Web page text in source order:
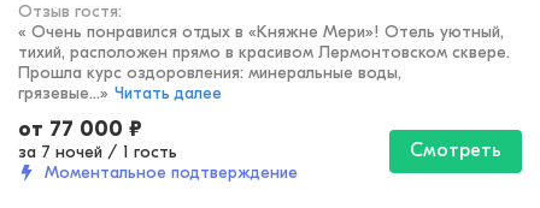
Отзыв гостя:
« Очень понравился отдых в «Княжне Мери»! Отель уютный,
тихий, расположен прямо в красивом Лермонтовском сквере.
Прошла курс оздоровления: минеральные воды,
грязевые...» Читать далее
от 77 000 ₽
за 7 ночей / 1 гость
Моментальное подтверждение
Смотреть